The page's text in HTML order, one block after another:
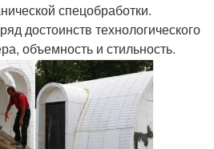
спецобработки.
достоинств технологического
объемность и стильность.